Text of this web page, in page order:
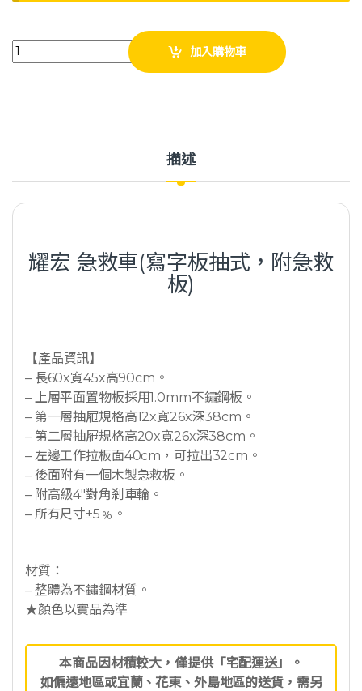
耀宏 急救車（寫字板抽式，附急救板） YH053 不鏽鋼換藥車 換藥車
加入購物車
描述
耀宏 急救車(寫字板抽式，附急救
板)
【產品資訊】
– 長60x寬45x高90cm。
– 上層平面置物板採用1.0mm不鏽鋼板。
– 第一層抽屜規格高12x寬26x深38cm。
– 第二層抽屜規格高20x寬26x深38cm。
– 左邊工作拉板面40cm，可拉出32cm。
– 後面附有一個木製急救板。
– 附高級4″對角剎車輪。
– 所有尺寸±5﹪。
材質：
– 整體為不鏽鋼材質。
★顏色以實品為準
本商品因材積較大，僅提供「宅配運送」。
如偏遠地區或宜蘭、花東、外島地區的送貨，需另